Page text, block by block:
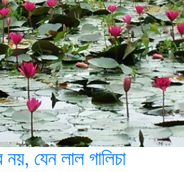
যেন লাল গালিচা